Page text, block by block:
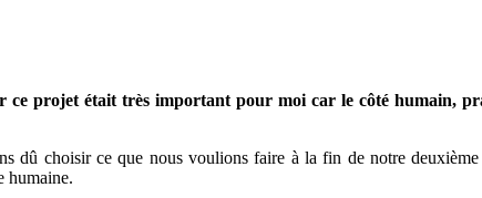
ce projet était très important pour moi car le côté humain,
dû choisir ce que nous voulions faire à la fin de notre deuxième
humaine.